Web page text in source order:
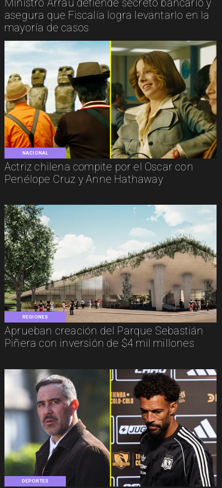
Ministro Arrau defiende secreto bancario y
asegura que Fiscalía logra levantarlo en la
mayoría de casos
NACIONAL
Actriz chilena compite por el Oscar con
Penélope Cruz y Anne Hathaway
REGIONES
Aprueban creación del Parque Sebastián
Piñera con inversión de $4 mil millones
DEPORTES